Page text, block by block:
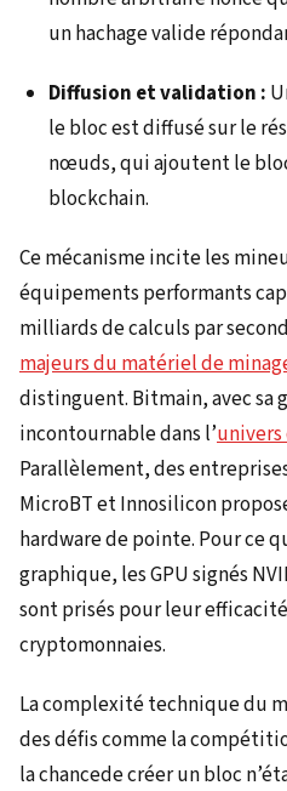
un hachage valide
Diffusion et validation :
le bloc est diffusé sur le
nœuds, qui ajoutent le
blockchain.
Ce mécanisme incite les
équipements performants
milliards de calculs par
majeurs du matériel de
distinguent. Bitmain, avec sa
incontournable dans l’univers
Parallèlement, des
MicroBT et Innosilicon
hardware de pointe. Pour ce
graphique, les GPU signés
sont prisés pour leur
cryptomonnaies.
La complexité technique du
des défis comme la
la chancede créer un bloc